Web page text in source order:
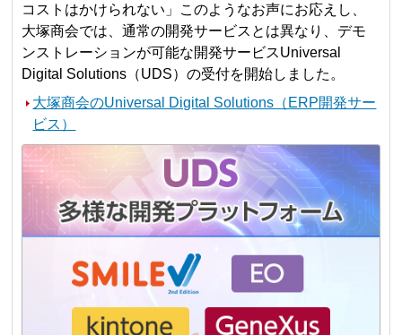
コストはかけられない」このようなお声にお応えし、
大塚商会では、通常の開発サービスとは異なり、デモ
ンストレーションが可能な開発サービスUniversal
Digital Solutions（UDS）の受付を開始しました。
大塚商会のUniversal Digital Solutions（ERP開発サー
ビス）